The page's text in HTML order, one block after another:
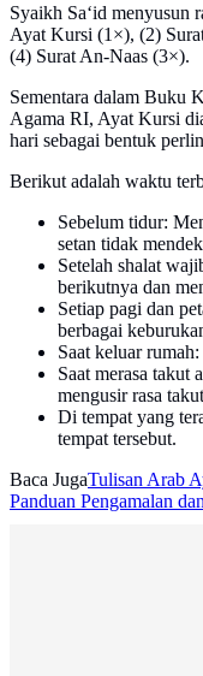
Syaikh Sa‘id menyusun
Ayat Kursi (1×), (2)
(4) Surat An-Naas (3×).
Sementara dalam Buku
Agama RI, Ayat Kursi
hari sebagai bentuk
Berikut adalah waktu
Sebelum tidur:
setan tidak
Setelah shalat
berikutnya dan
Setiap pagi dan
berbagai
Saat keluar
Saat merasa takut
mengusir rasa takut
Di tempat yang
tempat tersebut.
Baca JugaTulisan Arab
Panduan Pengamalan